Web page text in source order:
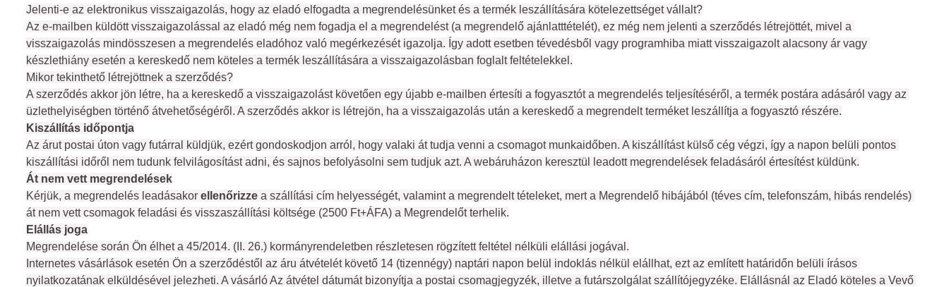
Jelenti-e az elektronikus visszaigazolás, hogy az eladó elfogadta a megrendelésünket és a termék leszállítására kötelezettséget vállalt?
Az e-mailben küldött visszaigazolással az eladó még nem fogadja el a megrendelést (a megrendelő ajánlatttételét), ez még nem jelenti a szerződés létrejöttét, mivel a
visszaigazolás mindösszesen a megrendelés eladóhoz való megérkezését igazolja. Így adott esetben tévedésből vagy programhiba miatt visszaigazolt alacsony ár vagy
készlethiány esetén a kereskedő nem köteles a termék leszállítására a visszaigazolásban foglalt feltételekkel.
Mikor tekinthető létrejöttnek a szerződés?
A szerződés akkor jön létre, ha a kereskedő a visszaigazolást követően egy újabb e-mailben értesíti a fogyasztót a megrendelés teljesítéséről, a termék postára adásáról vagy az
üzlethelyiségben történő átvehetőségéről. A szerződés akkor is létrejön, ha a visszaigazolás után a kereskedő a megrendelt terméket leszállítja a fogyasztó részére.
Kiszállítás időpontja
Az árut postai úton vagy futárral küldjük, ezért gondoskodjon arról, hogy valaki át tudja venni a csomagot munkaidőben. A kiszállítást külső cég végzi, így a napon belüli pontos
kiszállítási időről nem tudunk felvilágosítást adni, és sajnos befolyásolni sem tudjuk azt. A webáruházon keresztül leadott megrendelések feladásáról értesítést küldünk.
Át nem vett megrendelések
Kérjük, a megrendelés leadásakor ellenőrizze a szállítási cím helyességét, valamint a megrendelt tételeket, mert a Megrendelő hibájából (téves cím, telefonszám, hibás rendelés)
át nem vett csomagok feladási és visszaszállítási költsége (2500 Ft+ÁFA) a Megrendelőt terhelik.
Elállás joga
Megrendelése során Ön élhet a 45/2014. (II. 26.) kormányrendeletben részletesen rögzített feltétel nélküli elállási jogával.
Internetes vásárlások esetén Ön a szerződéstől az áru átvételét követő 14 (tizennégy) naptári napon belül indoklás nélkül elállhat, ezt az említett határidőn belüli írásos
nyilatkozatának elküldésével jelezheti. A vásárló Az átvétel dátumát bizonyítja a postai csomagjegyzék, illetve a futárszolgálat szállítójegyzéke. Elállásnál az Eladó köteles a Vevő